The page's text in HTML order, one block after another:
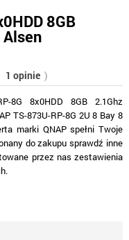
8GB
1 opinie )
8G 8x0HDD 8GB 2.1Ghz
TS-873U-RP-8G 2U 8 Bay 8
marki QNAP spełni Twoje
do zakupu sprawdź inne
przez nas zestawienia